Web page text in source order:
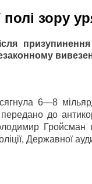
полі зору
6—8
до
Державної